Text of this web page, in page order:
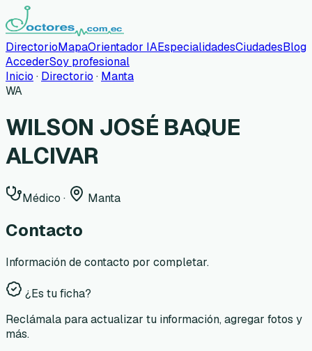
DirectorioMapaOrientador IAEspecialidadesCiudadesBlog
AccederSoy profesional
Inicio · Directorio · Manta
WA
WILSON JOSÉ BAQUE
ALCIVAR
Médico · Manta
Contacto
Información de contacto por completar.
¿Es tu ficha?
Reclámala para actualizar tu información, agregar fotos y
más.